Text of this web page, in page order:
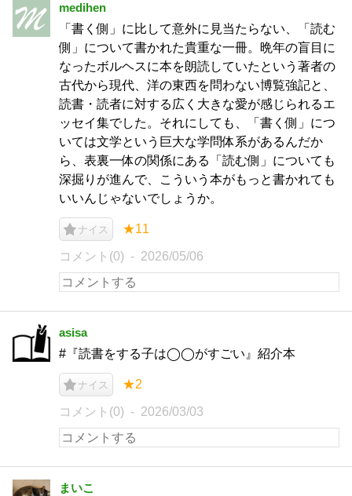
medihen
「書く側」に比して意外に見当たらない、「読む
側」について書かれた貴重な一冊。晩年の盲目に
なったボルヘスに本を朗読していたという著者の
古代から現代、洋の東西を問わない博覧強記と、
読書・読者に対する広く大きな愛が感じられるエ
ッセイ集でした。それにしても、「書く側」につ
いては文学という巨大な学問体系があるんだか
ら、表裏一体の関係にある「読む側」についても
深掘りが進んで、こういう本がもっと書かれても
いいんじゃないでしょうか。
ナイス ★11
コメント(0) 2026/05/06
asisa
#『読書をする子は◯◯がすごい』紹介本
ナイス ★2
コメント(0) 2026/03/03
まいこ